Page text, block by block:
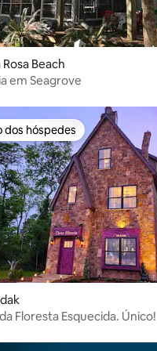
Rosa Beach
em Seagrove
preferidos dos hóspedes
dos hóspedes
Floresta Esquecida. Único!